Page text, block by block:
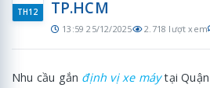
TH12
TP.HCM
13:59 25/12/2025 2.718 lượt xem
Nhu cầu gắn định vị xe máytại Quận